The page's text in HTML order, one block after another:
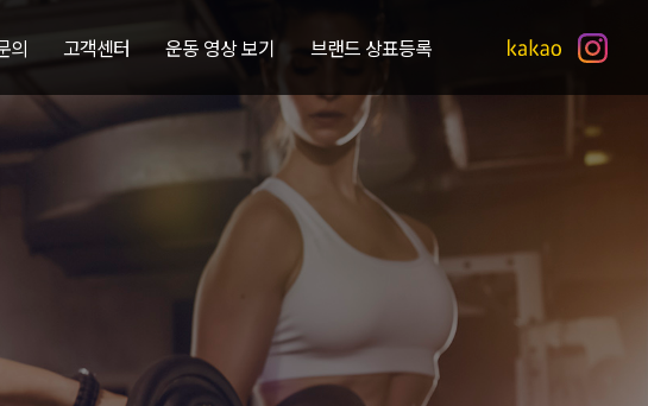
의 고객센터 운동 영상 보기 브랜드 상표등록